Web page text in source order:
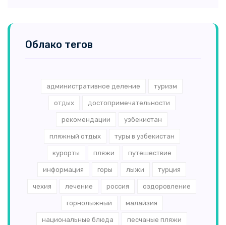
Облако тегов
административное деление туризм
отдых достопримечательности
рекомендации узбекистан
пляжный отдых туры в узбекистан
курорты пляжи путешествие
информация горы лыжи турция
чехия лечение россия оздоровление
горнолыжный малайзия
национальные блюда песчаные пляжи